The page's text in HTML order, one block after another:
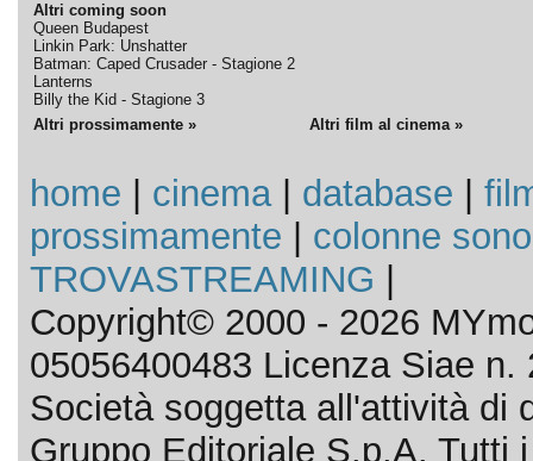
Altri coming soon
Queen Budapest
Linkin Park: Unshatter
Batman: Caped Crusader - Stagione 2
Lanterns
Billy the Kid - Stagione 3
Altri prossimamente » Altri film al cinema »
home cinema| database
prossimamente
colonne
TROVASTREAMING
Copyright© 2000 - 2026
05056400483 Licenza Siae n.
Società soggetta all'attività di
Gruppo Editoriale S.p.A. Tutti